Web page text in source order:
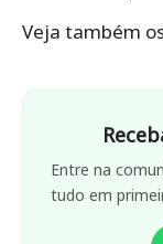
Veja também
Entre na
tudo em